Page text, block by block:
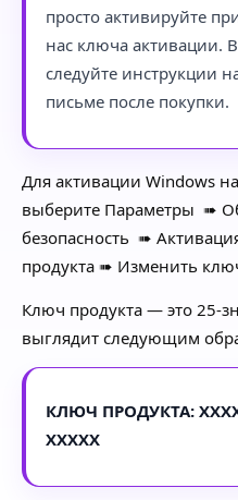
просто активируйте
нас ключа активации.
следуйте инструкции
письме после покупки.
Для активации Windows
выберите Параметры ➠
безопасность ➠
продукта ➠ Изменить
Ключ продукта — это 25-
выглядит следующим
КЛЮЧ ПРОДУКТА:
XXXXX